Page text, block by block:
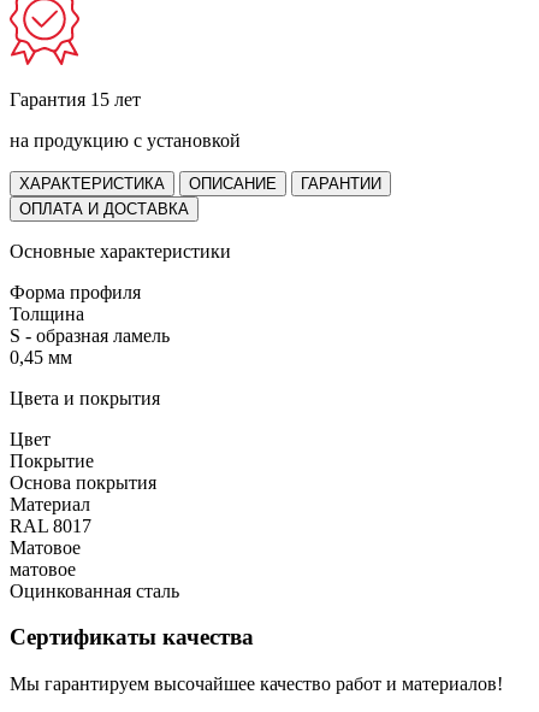
Гарантия 15 лет
на продукцию с установкой
ХАРАКТЕРИСТИКА ОПИСАНИЕ
ГАРАНТИИ
ОПЛАТА И ДОСТАВКА
Основные характеристики
Форма профиля
Толщина
S - образная ламель
0,45 мм
Цвета и покрытия
Цвет
Покрытие
Основа покрытия
Материал
RAL 8017
Матовое
матовое
Оцинкованная сталь
Сертификаты качества
Мы гарантируем высочайшее качество работ и материалов!